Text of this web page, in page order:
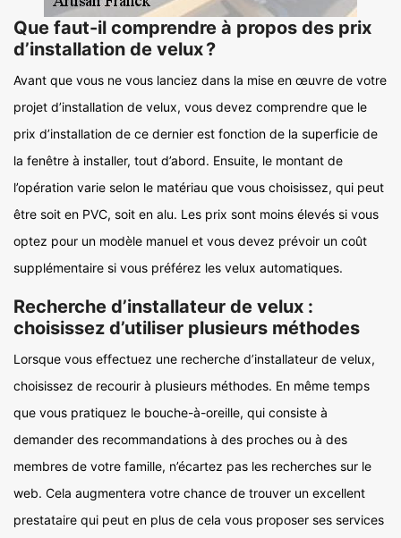
Que faut-il comprendre à propos des prix
d’installation de velux ?
Avant que vous ne vous lanciez dans la mise en œuvre de votre
projet d’installation de velux, vous devez comprendre que le
prix d’installation de ce dernier est fonction de la superficie de
la fenêtre à installer, tout d’abord. Ensuite, le montant de
l’opération varie selon le matériau que vous choisissez, qui peut
être soit en PVC, soit en alu. Les prix sont moins élevés si vous
optez pour un modèle manuel et vous devez prévoir un coût
supplémentaire si vous préférez les velux automatiques.
Recherche d’installateur de velux :
choisissez d’utiliser plusieurs méthodes
Lorsque vous effectuez une recherche d’installateur de velux,
choisissez de recourir à plusieurs méthodes. En même temps
que vous pratiquez le bouche-à-oreille, qui consiste à
demander des recommandations à des proches ou à des
membres de votre famille, n’écartez pas les recherches sur le
web. Cela augmentera votre chance de trouver un excellent
prestataire qui peut en plus de cela vous proposer ses services